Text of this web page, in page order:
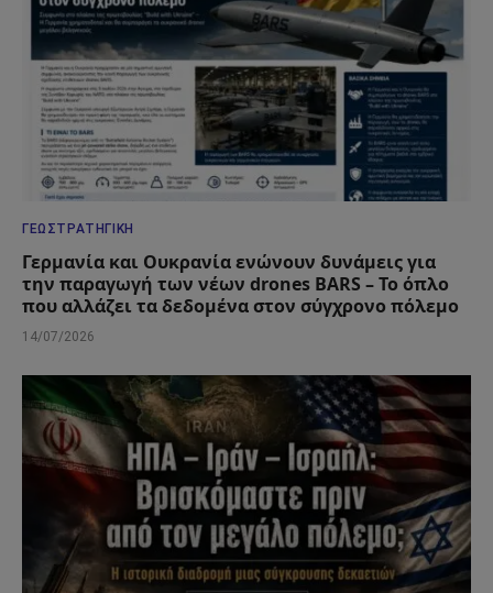
ΓΕΩΣΤΡΑΤΗΓΙΚΉ
Γερμανία και Ουκρανία ενώνουν δυνάμεις για
την παραγωγή των νέων drones BARS – Το όπλο
που αλλάζει τα δεδομένα στον σύγχρονο πόλεμο
14/07/2026